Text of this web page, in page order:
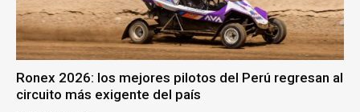
Ronex 2026: los mejores pilotos del Perú regresan al
circuito más exigente del país